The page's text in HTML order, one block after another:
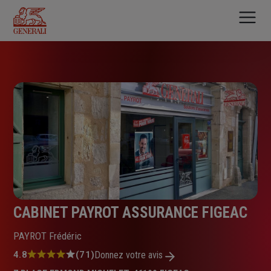
contenu
principal
CABINET PAYROT ASSURANCE FIGEAC
PAYROT Frédéric
Note
4.8 (71)Donnez votre avis